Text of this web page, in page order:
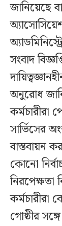
জানিয়েছে
সংবাদ
অনুরোধ
কর্মচারীরা
সার্ভিসের
বাস্তবায়ন
কোনো
নিরপেক্ষতা
গোষ্ঠীর